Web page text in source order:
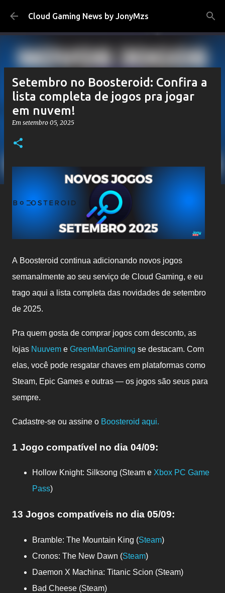
Pular para o conteúdo principal
Cloud Gaming News by JonyMzs
Setembro no Boosteroid: Confira a
lista completa de jogos pra jogar
em nuvem!
Em setembro 05, 2025
A Boosteroid continua adicionando novos jogos
semanalmente ao seu serviço de Cloud Gaming, e eu
trago aqui a lista completa das novidades de setembro
de 2025.
Pra quem gosta de comprar jogos com desconto, as
lojas Nuuvem e GreenManGaming se destacam. Com
elas, você pode resgatar chaves em plataformas como
Steam, Epic Games e outras — os jogos são seus para
sempre.
Cadastre-se ou assine o Boosteroid aqui.
1 Jogo compatível no dia 04/09:
Hollow Knight: Silksong (Steam e Xbox PC Game
Pass)
13 Jogos compatíveis no dia 05/09:
Bramble: The Mountain King (Steam)
Cronos: The New Dawn (Steam)
Daemon X Machina: Titanic Scion (Steam)
Bad Cheese (Steam)